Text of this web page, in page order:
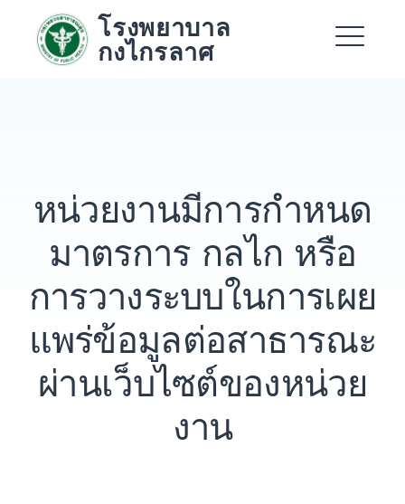
content
โรงพยาบาล
กงไกรลาศ
หน่วยงานมีการกำหนด
มาตรการ กลไก หรือ
การวางระบบในการเผย
แพร่ข้อมูลต่อสาธารณะ
ผ่านเว็บไซต์ของหน่วย
งาน